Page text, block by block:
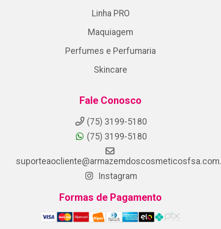
Linha PRO
Maquiagem
Perfumes e Perfumaria
Skincare
Fale Conosco
(75) 3199-5180
(75) 3199-5180
Instagram
Formas de Pagamento